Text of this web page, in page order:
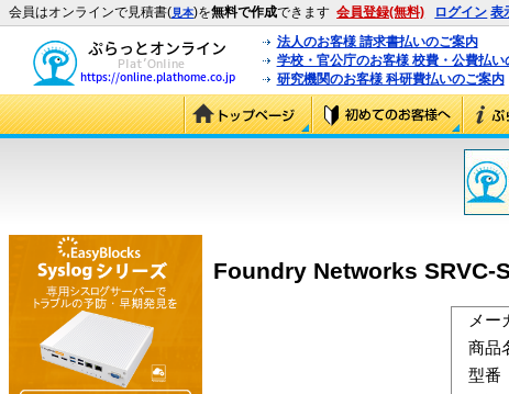
会員はオンラインで見積書(見本)を無料で作成できます 会員登録(無料) ログイン 表
法人のお客様 請求書払いのご案内
学校・官公庁のお客様 校費・公費払い
研究機関のお客様 科研費払いのご案内
Foundry Networks SRVC-
メー
商品
型番